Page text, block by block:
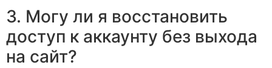
3. Могу ли я восстановить
доступ к аккаунту без выхода
на сайт?